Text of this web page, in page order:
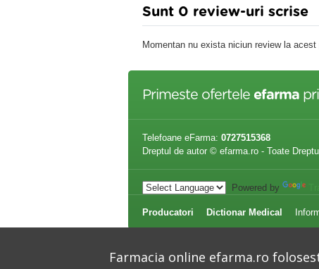
Sunt 0 review-uri scrise
Momentan nu exista niciun review la acest
Primeste ofertele efarma
Telefoane eFarma: 0727515368
Dreptul de autor © efarma.ro - Toate
Powered by
Producatori Dictionar Medical
Farmacia online efarma.ro